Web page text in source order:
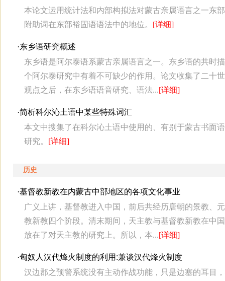
本论文运用统计法和内部构拟法对蒙古亲属语言之一东
附助词在东部裕固语语法中的地位。 [详细]
·东乡语研究概述
东乡语是阿尔泰语系蒙古亲属语言之一。东乡语的共时
个阿尔泰研究中有着不可缺少的作用。论文收集了二十
观点之后，在东乡语语音研究、语法...[详细]
·简析科尔沁土语中某些特殊词汇
本文中搜集了在科尔沁土语中使用的、有别于蒙古书面
研究。 [详细]
历史
·基督教新教在内蒙古中部地区的各项文化事业
广义上讲，基督教进入中国，前后共经历唐朝的景教、
教新教四个阶段。清末期间，天主教与基督教新教在中
放在了对天主教的研究上。所以，本...[详细]
·匈奴人汉代烽火制度的利用:兼谈汉代烽火制度
汉边郡之预警系统没有主动作战功能，只是边塞的耳目